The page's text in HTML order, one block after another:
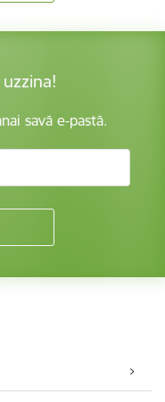
savā e-pastā.